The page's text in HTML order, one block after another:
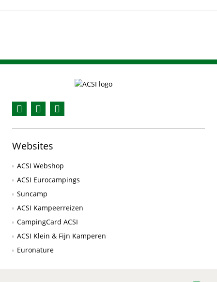
Websites
ACSI Webshop
ACSI Eurocampings
Suncamp
ACSI Kampeerreizen
CampingCard ACSI
ACSI Klein & Fijn Kamperen
Euronature